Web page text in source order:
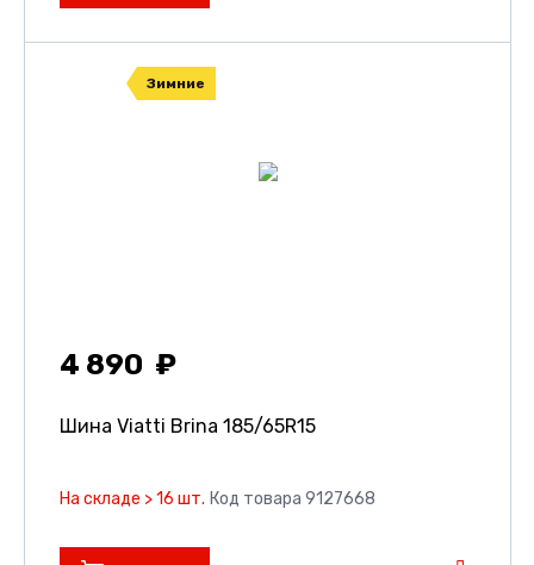
Зимние
4 890
Шина Viatti Brina 185/65R15
На складе > 16 шт. Код товара 9127668